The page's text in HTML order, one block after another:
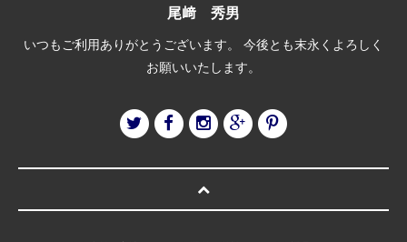
尾﨑 秀男
いつもご利用ありがとうございます。 今後とも末永くよろしく
お願いいたします。